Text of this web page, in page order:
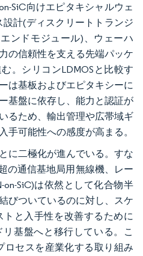
SiC向けエピタキシャルウェ
計(ディスクリートトランジ
ンドモジュール)、ウェーハ
の信頼性を支える先端パッケ
。シリコンLDMOSと比較す
は基板およびエピタキシーに
基盤に依存し、能力と認証が
るため、輸出管理や広帯域ギ
手可能性への感度が高まる。
に二極化が進んでいる。すな
の通信基地局用無線機、レー
SiC)は依然として化合物半
びついているのに対し、スケ
トと入手性を改善するために
基盤へと移行している。こ
ロセスを産業化する取り組み